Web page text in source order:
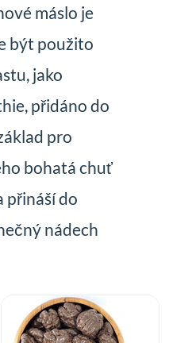
máslo je
být použito
jako
přidáno do
pro
bohatá chuť
přináší do
nádech